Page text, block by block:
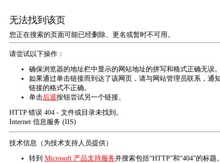
无法找到该页
您正在搜索的页面可能已经删除、更名或暂时不可用。
请尝试以下操作：
确保浏览器的地址栏中显示的网站地址的拼写和格式正确无误
如果通过单击链接而到达了该网页，请与网站管理员联系，通
链接的格式不正确。
单击后退按钮尝试另一个链接。
HTTP 错误 404 - 文件或目录未找到。
Internet 信息服务 (IIS)
技术信息（为技术支持人员提供）
转到 Microsoft 产品支持服务并搜索包括“HTTP”和“404”的标题